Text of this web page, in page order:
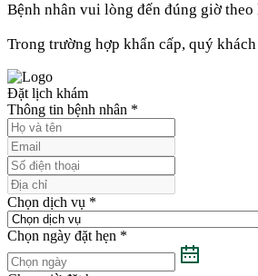
Bệnh nhân vui lòng đến đúng giờ
Trong trường hợp khẩn cấp, quý
Đặt lịch khám
Thông tin bệnh nhân *
Chọn dịch vụ *
Chọn ngày đặt hẹn *